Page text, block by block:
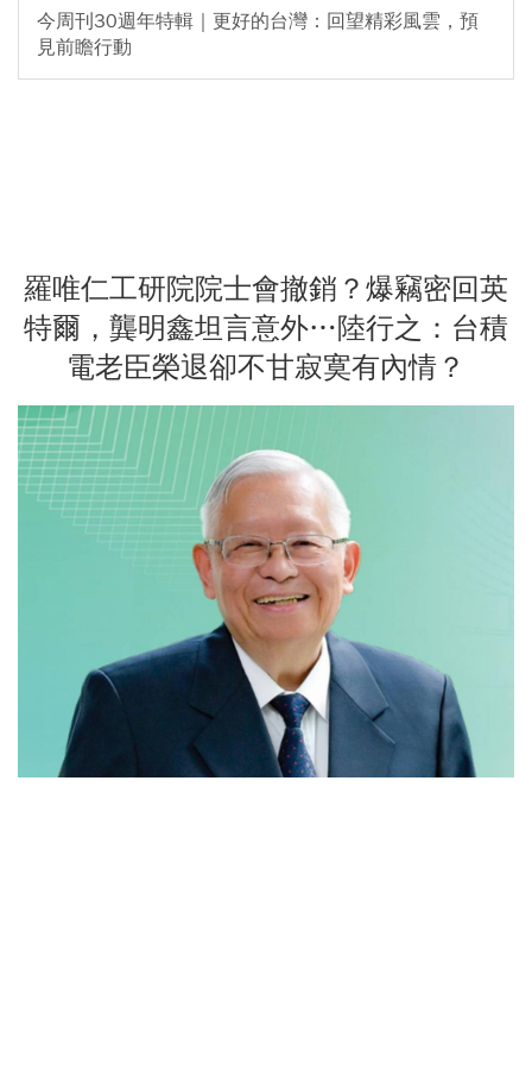
今周刊30週年特輯｜更好的台灣：回望精彩風雲，預
見前瞻行動
羅唯仁工研院院士會撤銷？爆竊密回英
特爾，龔明鑫坦言意外…陸行之：台積
電老臣榮退卻不甘寂寞有內情？